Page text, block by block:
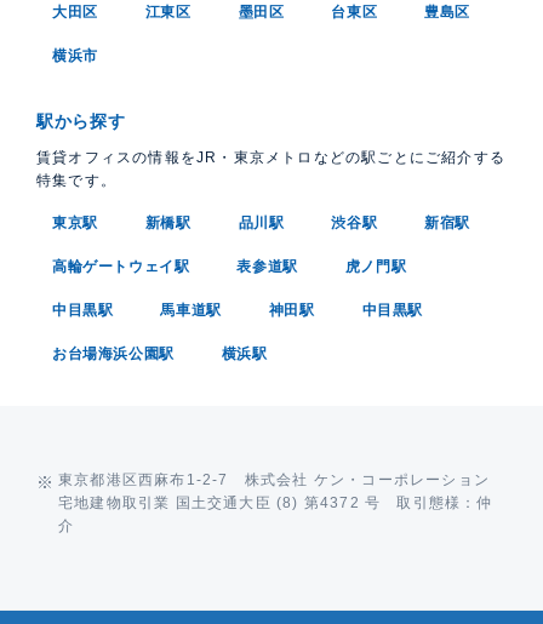
大田区 江東区 墨田区 台東区 豊島区
横浜市
駅から探す
賃貸オフィスの情報をJR・東京メトロなどの駅ごとにご紹介する
特集です。
東京駅 新橋駅 品川駅 渋谷駅 新宿駅
高輪ゲートウェイ駅 表参道駅 虎ノ門駅
中目黒駅 馬車道駅 神田駅 中目黒駅
お台場海浜公園駅 横浜駅
東京都港区西麻布1-2-7 株式会社 ケン・コーポレーション
宅地建物取引業 国土交通大臣 (8) 第4372 号 取引態様：仲
介